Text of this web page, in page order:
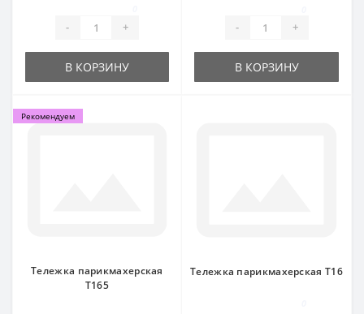
- +
В КОРЗИНУ
- +
В КОРЗИНУ
Рекомендуем
Тележка парикмахерская
Т165
Тележка парикмахерская Т16